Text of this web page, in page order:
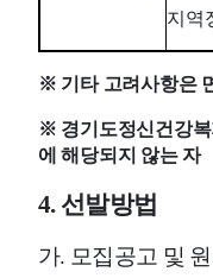
지역
※ 기타 고려사항은
※ 경기도정신건강
에 해당되지 않는 자
4. 선발방법
가. 모집공고 및